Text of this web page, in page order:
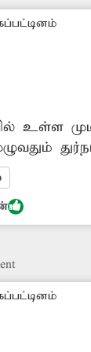
உள்ள
நோய்